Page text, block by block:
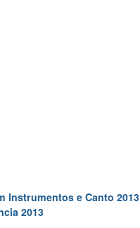
Instrumentos e Canto 2013
2013